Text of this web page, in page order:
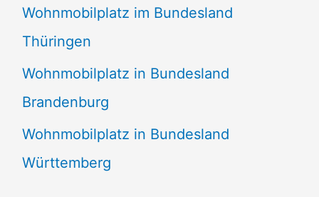
Wohnmobilplatz im Bundesland
Thüringen
Wohnmobilplatz in Bundesland
Brandenburg
Wohnmobilplatz in Bundesland
Württemberg